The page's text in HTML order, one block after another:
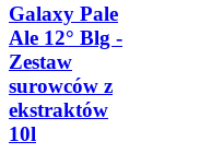
Galaxy Pale
Ale 12° Blg -
Zestaw
surowców z
ekstraktów
10l